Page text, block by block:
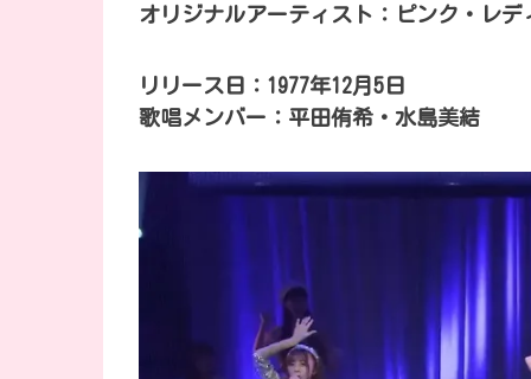
オリジナルアーティスト：ピンク・レデ
リリース日：1977年12月5日
歌唱メンバー：平田侑希・水島美結